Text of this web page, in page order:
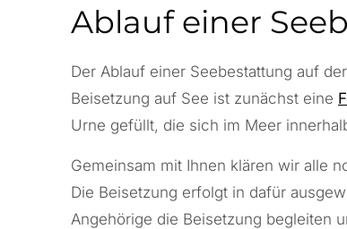
Ablauf einer
Der Ablauf einer Seebestattung auf der
Beisetzung auf See ist zunächst eine
Urne gefüllt, die sich im Meer
Gemeinsam mit Ihnen klären wir alle
Die Beisetzung erfolgt in dafür
Angehörige die Beisetzung begleiten